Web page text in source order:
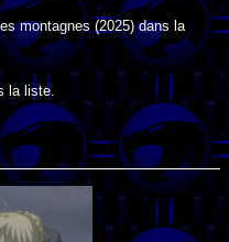
montagnes (2025) dans la
la liste.
liste.
de la Chance (2006) dans la